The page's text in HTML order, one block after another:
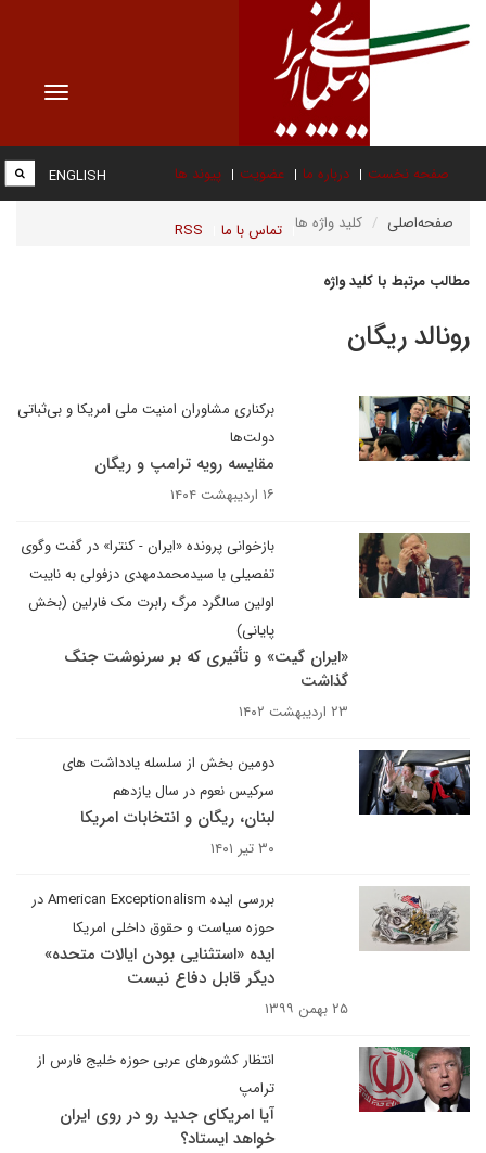
Toggle
صفحه نخست درباره ما عضویت پیوند ها
تماس با ما RSS
ENGLISH
صفحه‌اصلی کلید واژه ها
مطالب مرتبط با کلید واژه
رونالد ریگان
برکناری مشاوران امنیت ملی امریکا و بی‌ثباتی
دولت‌ها
مقایسه رویه ترامپ و ریگان
۱۶ اردیبهشت ۱۴۰۴
بازخوانی پرونده «ایران - کنترا» در گفت وگوی
تفصیلی با سیدمحمدمهدی دزفولی به نایبت
اولین سالگرد مرگ رابرت مک فارلین (بخش
پایانی)
«ایران گیت» و تأثیری که بر سرنوشت جنگ
گذاشت
۲۳ اردیبهشت ۱۴۰۲
دومین بخش از سلسله یادداشت های
سرکیس نعوم در سال یازدهم
لبنان، ریگان و انتخابات امریکا
۳۰ تیر ۱۴۰۱
بررسی ایده American Exceptionalism در
حوزه سیاست و حقوق داخلی امریکا
ایده «استثنایی بودن ایالات متحده»
دیگر قابل دفاع نیست
۲۵ بهمن ۱۳۹۹
انتظار کشورهای عربی حوزه خلیج فارس از
ترامپ
آیا امریکای جدید رو در روی ایران
خواهد ایستاد؟